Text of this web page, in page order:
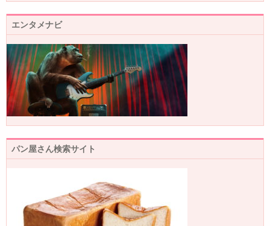
エンタメナビ
パン屋さん検索サイト